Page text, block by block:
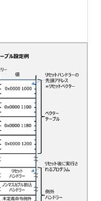
、それぞれのモ
（Developed